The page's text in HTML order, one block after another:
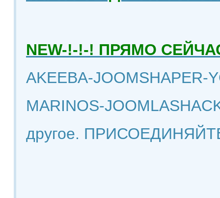
NEW-!-!-! ПРЯМО
AKEEBA-JOOMSHAPER-
MARINOS-
другое.